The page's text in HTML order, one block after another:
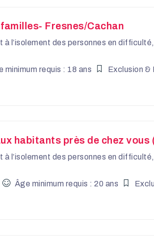
Fresnes/Cachan
à l’isolement des personnes en
minimum requis : 18 ans Exclusion &
habitants près de chez vous
à l’isolement des personnes en
Âge minimum requis : 20 ans